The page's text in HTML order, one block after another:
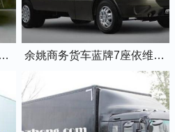
余姚小型货车蓝牌0.8吨小卡车 余姚商务货车蓝牌7座依维柯全顺车